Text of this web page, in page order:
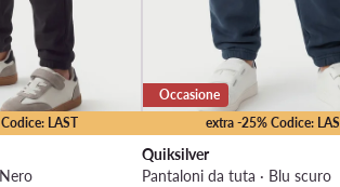
LAST extra -25% Codice:
Occasione
Quiksilver
Pantaloni da tuta · Blu scuro